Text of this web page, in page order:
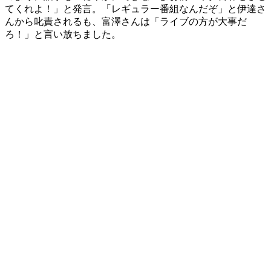
てくれよ！」と発言。「レギュラー番組なんだぞ」と伊達さ
んから叱責されるも、富澤さんは「ライブの方が大事だ
ろ！」と言い放ちました。